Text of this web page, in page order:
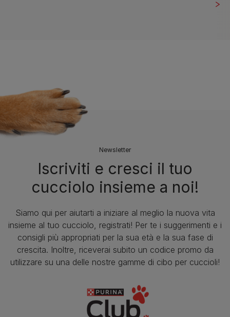
Newsletter
Iscriviti e cresci il tuo
cucciolo insieme a noi!
Siamo qui per aiutarti a iniziare al meglio la nuova vita
insieme al tuo cucciolo, registrati! Per te i suggerimenti e i
consigli più appropriati per la sua età e la sua fase di
crescita. Inoltre, riceverai subito un codice promo da
utilizzare su una delle nostre gamme di cibo per cuccioli!